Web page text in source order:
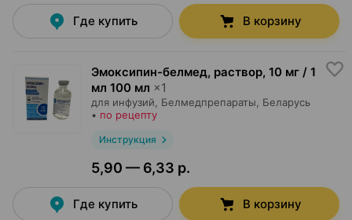
Где купить В корзину
Эмоксипин-белмед, раствор, 10 мг / 1
мл 100 мл ×1
для инфузий, Белмедпрепараты , Беларусь
• по рецепту
Инструкция
5,90 — 6,33 р.
Где купить В корзину